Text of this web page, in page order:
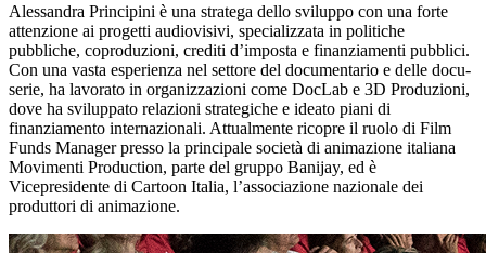
Alessandra Principini è una stratega dello sviluppo con una forte
attenzione ai progetti audiovisivi, specializzata in politiche
pubbliche, coproduzioni, crediti d’imposta e finanziamenti pubblici.
Con una vasta esperienza nel settore del documentario e delle docu-
serie, ha lavorato in organizzazioni come DocLab e 3D Produzioni,
dove ha sviluppato relazioni strategiche e ideato piani di
finanziamento internazionali. Attualmente ricopre il ruolo di Film
Funds Manager presso la principale società di animazione italiana
Movimenti Production, parte del gruppo Banijay, ed è
Vicepresidente di Cartoon Italia, l’associazione nazionale dei
produttori di animazione.